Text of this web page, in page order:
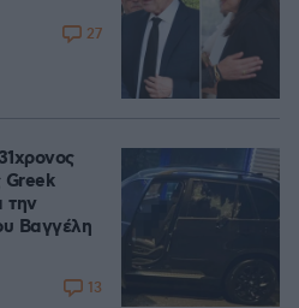
27
Greek
την
Βαγγέλη
13